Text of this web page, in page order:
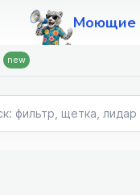
Моющие
new